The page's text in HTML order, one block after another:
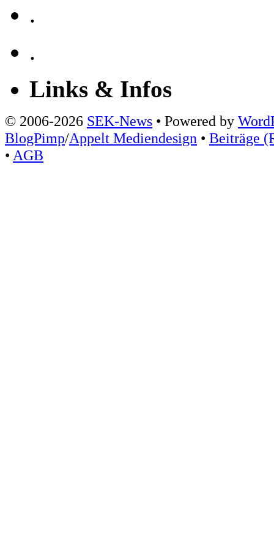
.
.
Links & Infos
© 2006-2026 SEK-News • Powered by
BlogPimp/Appelt Mediendesign • Beiträge
• AGB